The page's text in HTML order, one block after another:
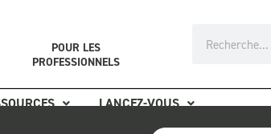
POUR LES
PROFESSIONNELS
LANCEZ-VOUS